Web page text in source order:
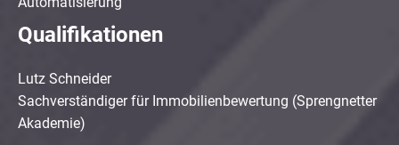
Qualifikationen
Lutz Schneider
Sachverständiger für Immobilienbewertung (Sprengnetter
Akademie)